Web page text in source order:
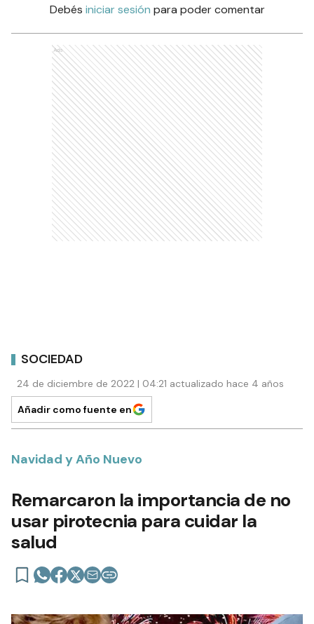
Debés iniciar sesión para poder comentar
Ads
SOCIEDAD
24 de diciembre de 2022 | 04:21 actualizado hace 4 años
Añadir como fuente en
Navidad y Año Nuevo
Remarcaron la importancia de no
usar pirotecnia para cuidar la
salud